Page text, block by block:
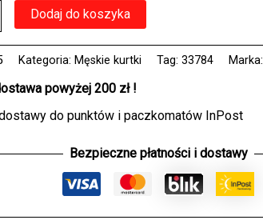
Dodaj do koszyka
Kategoria: Męskie kurtki Tag: 33784 Marka:
powyżej 200 zł !
do punktów i paczkomatów InPost
Bezpieczne płatności i dostawy